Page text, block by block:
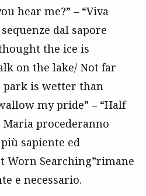
hear me?” – “Viva
dal sapore
the ice is
on the lake/ Not far
is wetter than
my pride” – “Half
Maria procederanno
sapiente ed
Worn Searching”rimane
e necessario.